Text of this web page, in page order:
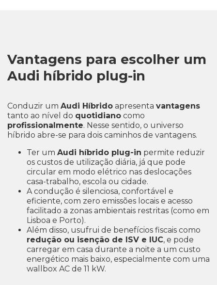
Vantagens para escolher um
Audi híbrido plug-in
Conduzir um Audi Híbrido apresenta vantagens
tanto ao nível do quotidiano como
profissionalmente. Nesse sentido, o universo
híbrido abre-se para dois caminhos de vantagens.
Ter um Audi híbrido plug-in permite reduzir
os custos de utilização diária, já que pode
circular em modo elétrico nas deslocações
casa-trabalho, escola ou cidade.
A condução é silenciosa, confortável e
eficiente, com zero emissões locais e acesso
facilitado a zonas ambientais restritas (como em
Lisboa e Porto).
Além disso, usufrui de benefícios fiscais como
redução ou isenção de ISV e IUC, e pode
carregar em casa durante a noite a um custo
energético mais baixo, especialmente com uma
wallbox AC de 11 kW.